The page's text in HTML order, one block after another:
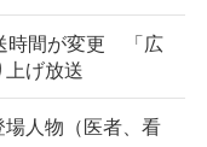
時間が変更 「広
上げ放送
人物（医者、看